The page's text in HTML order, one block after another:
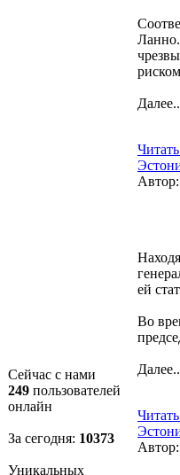
Сейчас с нами
249 пользователей
онлайн
За сегодня: 10373
Уникальных
Автор:
ей
Во
Автор: